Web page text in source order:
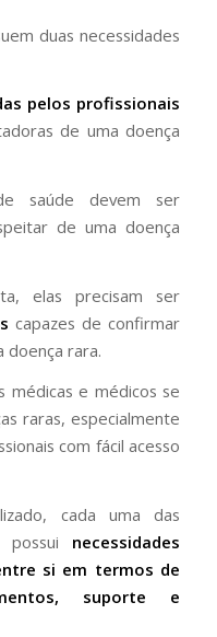
duas necessidades
pelos profissionais
de uma doença
saúde devem ser
de uma doença
precisam ser
capazes de confirmar
doença rara.
médicas e médicos se
raras, especialmente
com fácil acesso
cada uma das
possui necessidades
si em termos de
suporte e